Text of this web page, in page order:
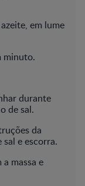
em lume
minuto.
durante
de sal.
da
e escorra.
massa e